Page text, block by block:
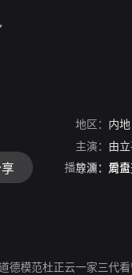
地区： 内地
主演： 由
导演： 周
播放源： 爱
德模范杜正云一家三代